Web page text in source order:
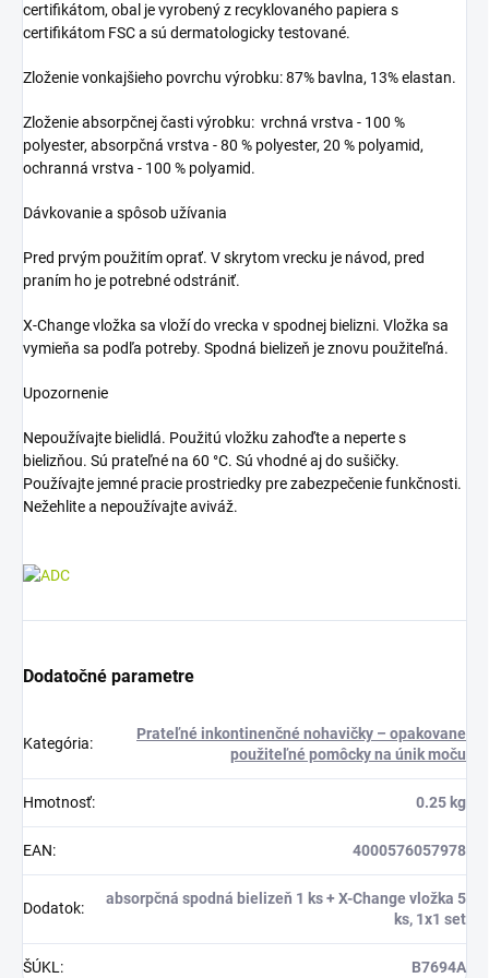
certifikátom, obal je vyrobený z recyklovaného papiera s
certifikátom FSC a sú dermatologicky testované.
Zloženie vonkajšieho povrchu výrobku: 87% bavlna, 13% elastan.
Zloženie absorpčnej časti výrobku: vrchná vrstva - 100 %
polyester, absorpčná vrstva - 80 % polyester, 20 % polyamid,
ochranná vrstva - 100 % polyamid.
Dávkovanie a spôsob užívania
Pred prvým použitím oprať. V skrytom vrecku je návod, pred
praním ho je potrebné odstrániť.
X-Change vložka sa vloží do vrecka v spodnej bielizni. Vložka sa
vymieňa sa podľa potreby. Spodná bielizeň je znovu použiteľná.
Upozornenie
Nepoužívajte bielidlá. Použitú vložku zahoďte a neperte s
bielizňou. Sú prateľné na 60 °C. Sú vhodné aj do sušičky.
Používajte jemné pracie prostriedky pre zabezpečenie funkčnosti.
Nežehlite a nepoužívajte aviváž.
Dodatočné parametre
Kategória:
Prateľné inkontinenčné nohavičky – opakovane
použiteľné pomôcky na únik moču
Hmotnosť: 0.25 kg
EAN: 4000576057978
Dodatok:
absorpčná spodná bielizeň 1 ks + X-Change vložka 5
ks, 1x1 set
ŠÚKL: B7694A